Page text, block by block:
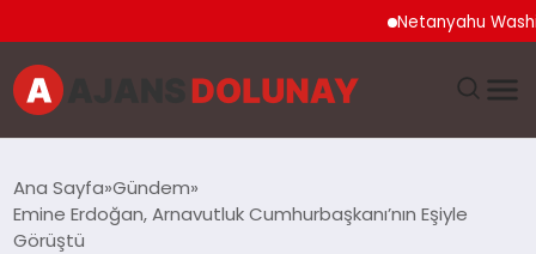
Netanyahu
EĞITIM
Ana Sayfa Gündem
Emine Erdoğan, Arnavutluk Cumhurbaşkanı’nın Eşiyle
Görüştü